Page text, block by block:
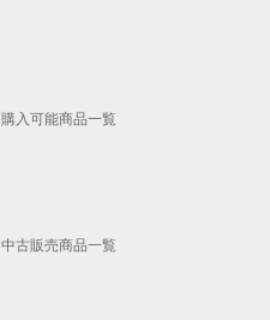
購入可能商品一覧
中古販売商品一覧